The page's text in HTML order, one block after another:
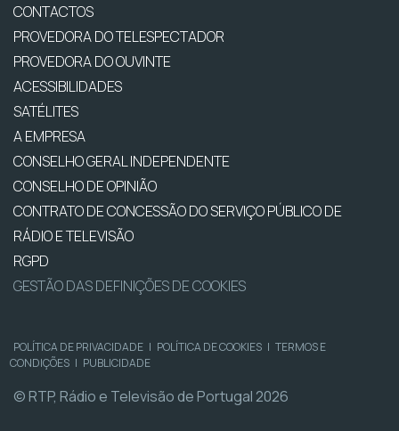
CONTACTOS
PROVEDORA DO TELESPECTADOR
PROVEDORA DO OUVINTE
ACESSIBILIDADES
SATÉLITES
A EMPRESA
CONSELHO GERAL INDEPENDENTE
CONSELHO DE OPINIÃO
CONTRATO DE CONCESSÃO DO SERVIÇO PÚBLICO DE
RÁDIO E TELEVISÃO
RGPD
GESTÃO DAS DEFINIÇÕES DE COOKIES
POLÍTICA DE PRIVACIDADE | POLÍTICA DE COOKIES | TERMOS E
CONDIÇÕES | PUBLICIDADE
© RTP, Rádio e Televisão de Portugal 2026